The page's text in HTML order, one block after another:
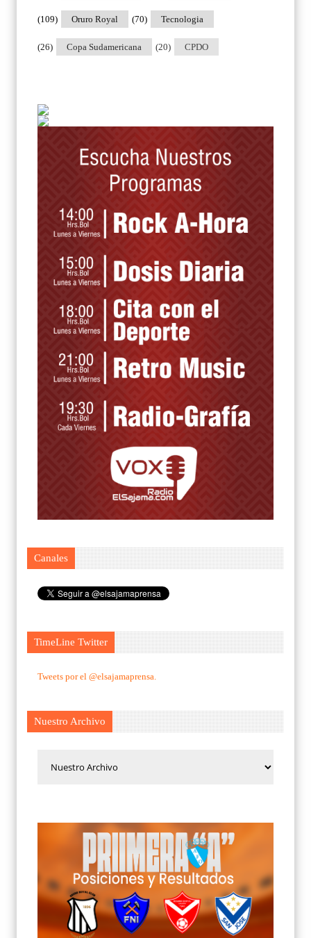
Oruro Royal
(109) Tecnologia
(70)
Copa Sudamericana
(26) CPDO
(20)
Canales
TimeLine Twitter
Tweets por el @elsajamaprensa.
Nuestro Archivo